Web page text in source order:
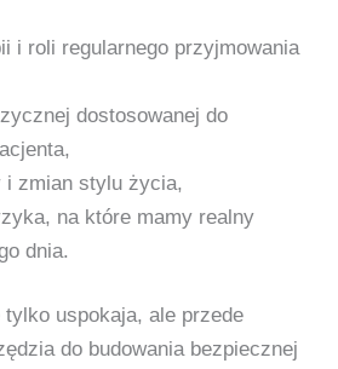
i roli regularnego przyjmowania
dostosowanej do
i zmian stylu życia,
na które mamy realny
dnia.
uspokaja, ale przede
do budowania bezpiecznej